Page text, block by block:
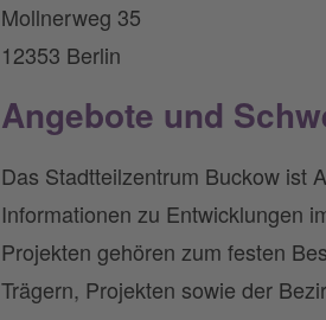
Mollnerweg 35
12353 Berlin
Angebote und
Das Stadtteilzentrum Buckow ist
Informationen zu Entwicklungen
Projekten gehören zum festen
Trägern, Projekten sowie der